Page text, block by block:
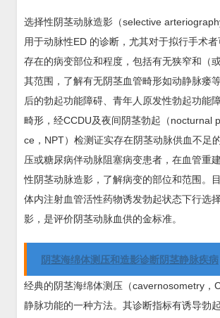
选择性阴茎动脉造影（selective
用于动脉性ED 的诊断，尤其对于拟行手术
存在的病变部位和程度，包括有无狭窄和（
其范围，了解有无阴茎血管畸形如动静脉瘘
后的勃起功能障碍、青年人原发性勃起功能
畸形，经CCDU及夜间阴茎勃起（nocturnal
ce，NPT）检测证实存在阴茎动脉供血不足
压或糖尿病伴动脉阻塞病变患者，在血管重
性阴茎动脉造影，了解病变的部位和范围。
体内注射血管活性药物诱发勃起状态下行选
影，是评价阴茎动脉血供的金标准。
阴茎海绵体测压和造影诊断阴茎静脉疾病
经典的阴茎海绵体测压（cavernosometry，
静脉功能的一种方法。其诊断指标有诱导勃